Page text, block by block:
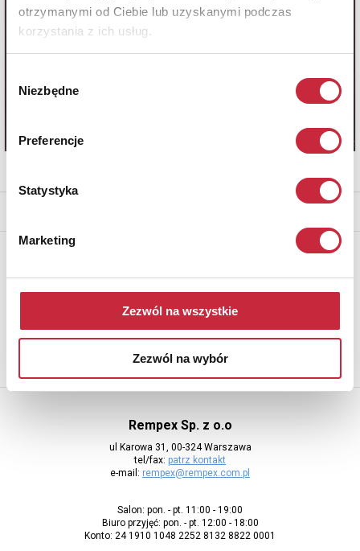
otrzymanymi od Ciebie lub uzyskanymi podczas
korzystania z ich usług.
zgody
Niezbędne
Preferencje
Statystyka
Marketing
Zezwól na wszystkie
Zezwól na wybór
Aby otrzymywać informacje o nowych aukcjach, prosimy podać
adres e-mail
Rempex Sp. z o.o
ul Karowa 31, 00-324 Warszawa
tel/fax: patrz kontakt
e-mail: rempex@rempex.com.pl
Salon: pon. - pt. 11:00 - 19:00
Biuro przyjęć: pon. - pt. 12:00 - 18:00
Konto: 24 1910 1048 2252 8132 8822 0001